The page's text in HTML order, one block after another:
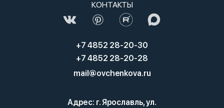
КОНТАКТЫ
+7 4852 28-20-30
+7 4852 28-20-28
mail@ovchenkova.ru
Адрес: г. Ярославль, ул.